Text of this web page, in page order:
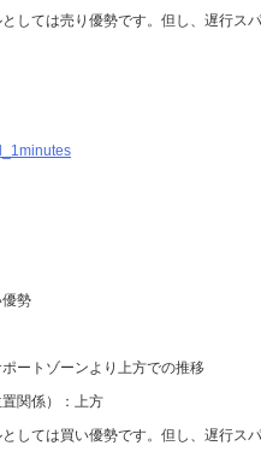
しては売り優勢です。但し、遅行
優勢
ートゾーンより上方での推移
関係）：上方
しては買い優勢です。但し、遅行ス